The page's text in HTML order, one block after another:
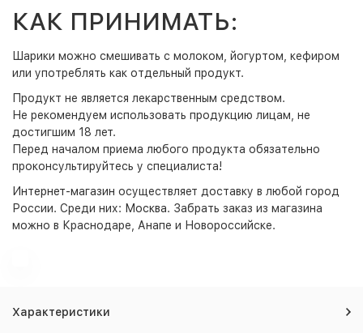
КАК ПРИНИМАТЬ:
Шарики можно смешивать с молоком, йогуртом, кефиром
или употреблять как отдельный продукт.
Продукт не является лекарственным средством.
Не рекомендуем использовать продукцию лицам, не
достигшим 18 лет.
Перед началом приема любого продукта обязательно
проконсультируйтесь у специалиста!
Интернет-магазин осуществляет доставку в любой город
России. Среди них: Москва. Забрать заказ из магазина
можно в Краснодаре, Анапе и Новороссийске.
Характеристики